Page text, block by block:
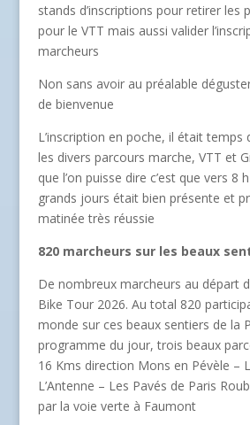
stands d’inscriptions pour retirer les
pour le VTT mais aussi valider
marcheurs
Non sans avoir au préalable
de bienvenue
L’inscription en poche, il était temps
les divers parcours marche, VTT et
que l’on puisse dire c’est que vers 8
grands jours était bien présente et
matinée très réussie
820 marcheurs sur les beaux
De nombreux marcheurs au départ
Bike Tour 2026. Au total 820
monde sur ces beaux sentiers de la
programme du jour, trois beaux
16 Kms direction Mons en Pévèle –
L’Antenne – Les Pavés de Paris
par la voie verte à Faumont